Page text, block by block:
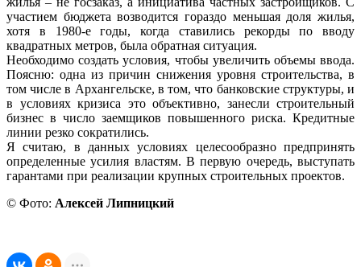
участием бюджета возводится гораздо меньшая доля жилья,
хотя в 1980-е годы, когда ставились рекорды по вводу
квадратных метров, была обратная ситуация.
Необходимо создать условия, чтобы увеличить объемы ввода.
Поясню: одна из причин снижения уровня строительства, в
том числе в Архангельске, в том, что банковские структуры, и
в условиях кризиса это объективно, занесли строительный
бизнес в число заемщиков повышенного риска. Кредитные
линии резко сократились.
Я считаю, в данных условиях целесообразно предпринять
определенные усилия властям. В первую очередь, выступать
гарантами при реализации крупных строительных проектов.
© Фото: Алексей Липницкий